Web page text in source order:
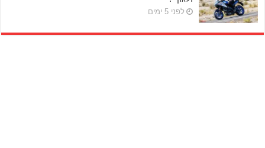
לפני 5 ימים